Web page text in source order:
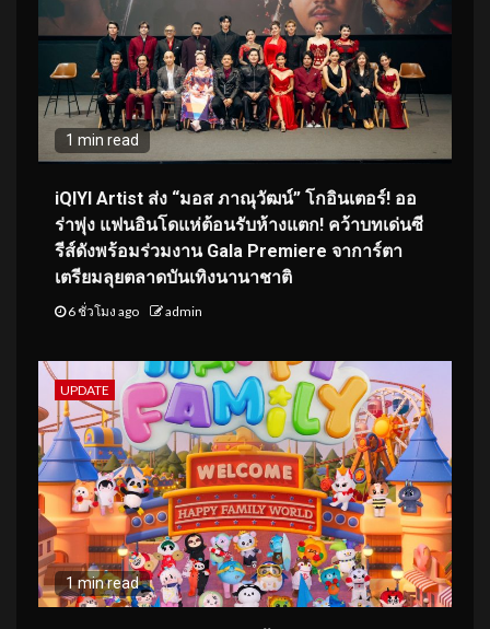
1 min read
iQIYI Artist ส่ง “มอส ภาณุวัฒน์” โกอินเตอร์! ออ
ร่าพุ่ง แฟนอินโดแห่ต้อนรับห้างแตก! คว้าบทเด่นซี
รีส์ดังพร้อมร่วมงาน Gala Premiere จาการ์ตา
เตรียมลุยตลาดบันเทิงนานาชาติ
6 ชั่วโมง ago admin
UPDATE
1 min read